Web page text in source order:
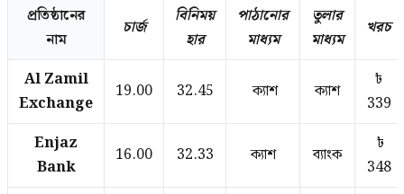
প্রতিষ্ঠানের
নাম
চার্জ
বিনিময়
হার
পাঠানোর
মাধ্যম
তুলার
মাধ্যম
খরচ
Al Zamil
Exchange
19.00 32.45 ক্যাশ ক্যাশ
৳
339
Enjaz
Bank
16.00 32.33 ক্যাশ ব্যাংক
৳
348